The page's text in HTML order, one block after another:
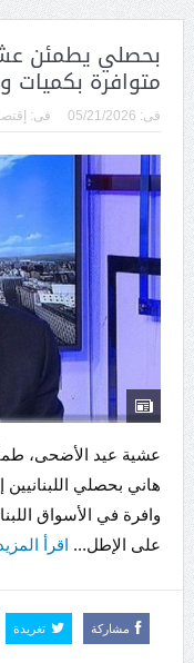
بحصلي يطمئن
متوافرة
فى: 05/21/2026 فى:
عشية عيد الأضحى،
هاني بحصلي اللبنانيين
وافرة في الأسواق
على الإطل... اقرأ
مشاركة تغريدة